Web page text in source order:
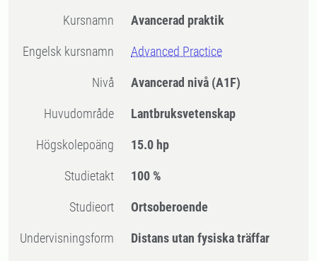
Kursnamn Avancerad praktik
Engelsk kursnamn Advanced Practice
Nivå Avancerad nivå (A1F)
Huvudområde Lantbruksvetenskap
högskolepoäng 15.0 hp
Studietakt 100 %
Studieort Ortsoberoende
Undervisningsform Distans utan fysiska träffar